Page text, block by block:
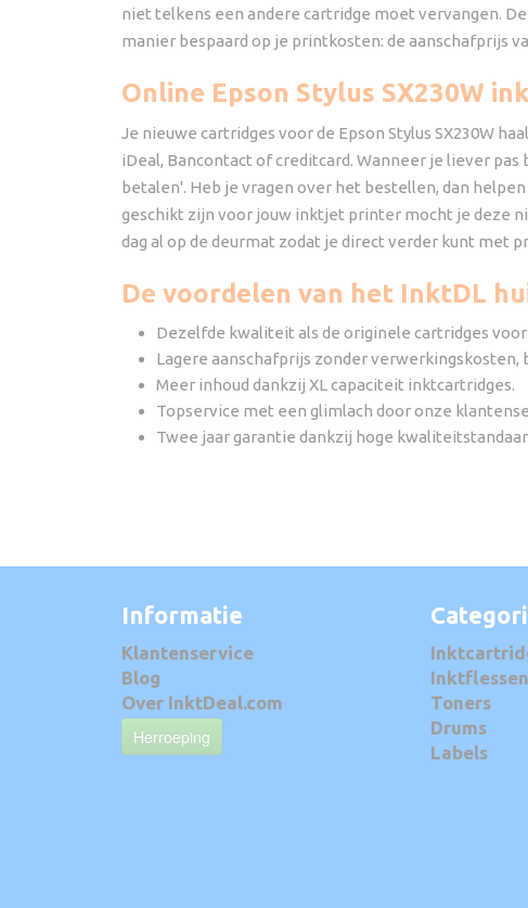
niet telkens een andere cartridge moet vervangen.
manier bespaard op je printkosten: de aanschafprijs
Online Epson Stylus SX230W
Je nieuwe cartridges voor de Epson Stylus SX230W
iDeal, Bancontact of creditcard. Wanneer je liever
betalen'. Heb je vragen over het bestellen, dan
geschikt zijn voor jouw inktjet printer mocht je deze
dag al op de deurmat zodat je direct verder kunt met
De voordelen van het InktDL
Dezelfde kwaliteit als de originele cartridges voor
Lagere aanschafprijs zonder
Meer inhoud dankzij XL capaciteit inktcartridges.
Topservice met een glimlach door onze
Twee jaar garantie dankzij hoge
Informatie
Klantenservice
Blog
Over InktDeal.com
Herroeping
Inktflessen
Toners
Drums
Labels